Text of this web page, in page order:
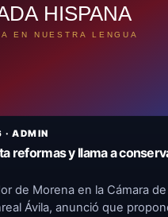
ADMIN
reformas y llama a
de Morena en la Cámara
Ávila, anunció que